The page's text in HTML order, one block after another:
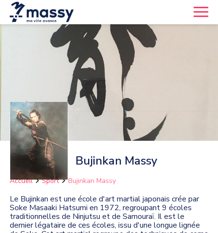
Bujinkan Massy
Accueil Sport Bujinkan Massy
Le Bujinkan est une école d'art martial japonais crée par
Soke Masaaki Hatsumi en 1972, regroupant 9 écoles
traditionnelles de Ninjutsu et de Samouraï. Il est le
dernier légataire de ces écoles, issu d'une longue lignée